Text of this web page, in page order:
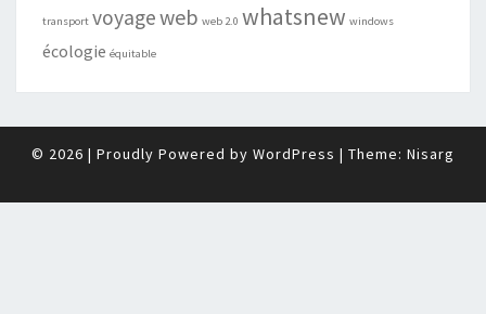
transport voyageweb web 2.0 whatsnew windows
écologie équitable
© 2026 | Proudly Powered by WordPress | Theme: Nisarg